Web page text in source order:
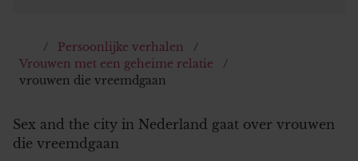
Persoonlijke verhalen
Vrouwen met een geheime relatie
vrouwen die vreemdgaan
Sex and the city in Nederland gaat over vrouwen
die vreemdgaan